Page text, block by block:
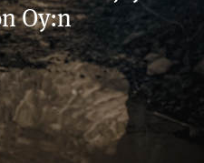
Oy:n